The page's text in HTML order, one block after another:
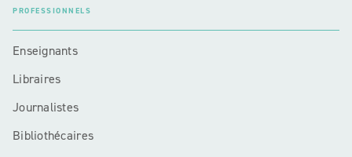
PROFESSIONNELS
Enseignants
Libraires
Journalistes
Bibliothécaires